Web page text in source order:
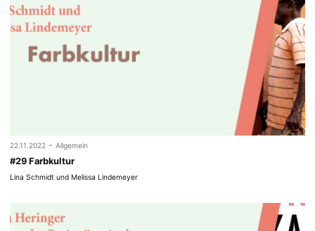
22.11.2022 - Allgemein
#29 Farbkultur
Lina Schmidt und Melissa Lindemeyer